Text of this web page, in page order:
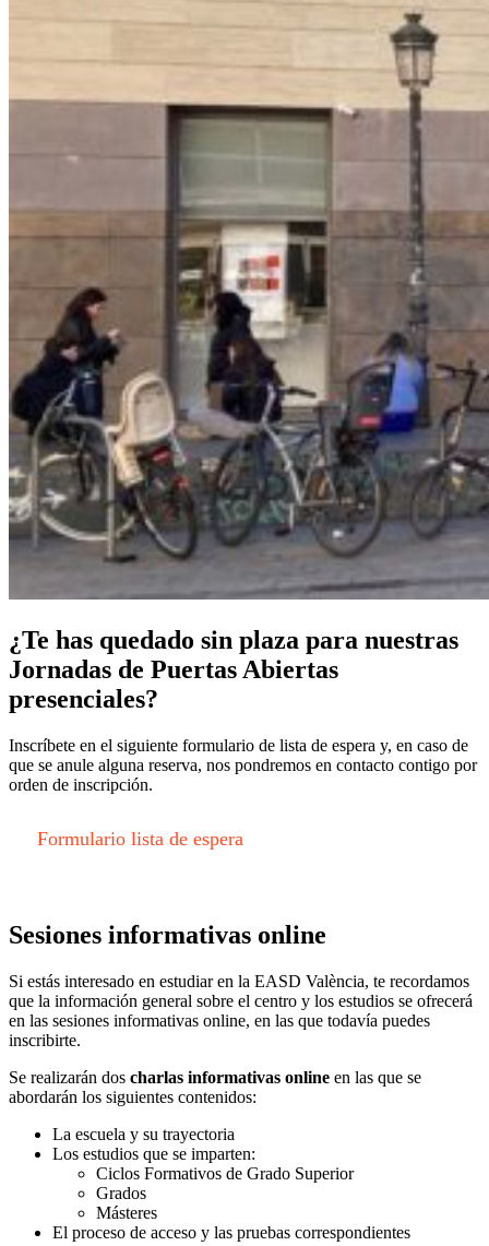
¿Te has quedado sin plaza para nuestras
Jornadas de Puertas Abiertas
presenciales?
Inscríbete en el siguiente formulario de lista de espera y, en caso de
que se anule alguna reserva, nos pondremos en contacto contigo por
orden de inscripción.
Formulario lista de espera
Sesiones informativas online
Si estás interesado en estudiar en la EASD València, te recordamos
que la información general sobre el centro y los estudios se ofrecerá
en las sesiones informativas online, en las que todavía puedes
inscribirte.
Se realizarán dos charlas informativas online en las que se
abordarán los siguientes contenidos:
La escuela y su trayectoria
Los estudios que se imparten:
Ciclos Formativos de Grado Superior
Grados
Másteres
El proceso de acceso y las pruebas correspondientes